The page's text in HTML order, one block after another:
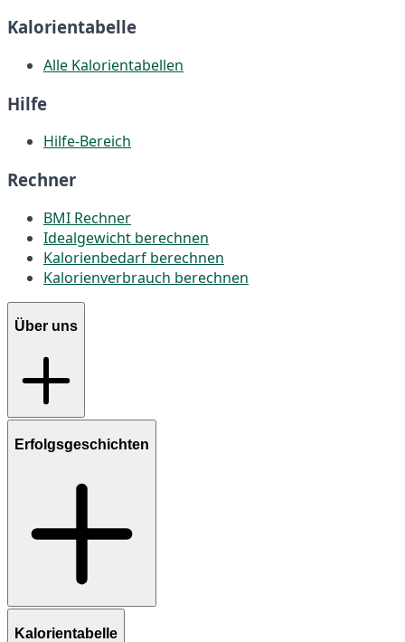
Kalorientabelle
Alle Kalorientabellen
Hilfe
Hilfe-Bereich
Rechner
BMI Rechner
Idealgewicht berechnen
Kalorienbedarf berechnen
Kalorienverbrauch berechnen
Über uns
Erfolgsgeschichten
Kalorientabelle